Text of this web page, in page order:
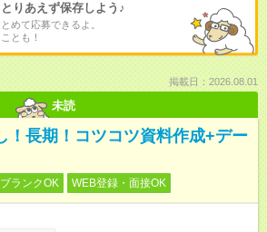
りあえず保存しよう♪
めて応募できるよ。
とも！
掲載日：2026.08.01
未読
！長期！コツコツ資料作成+デー
ブランクOK WEB登録・面接OK